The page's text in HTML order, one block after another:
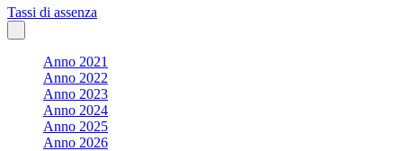
Tassi di assenza
Anno 2021
Anno 2022
Anno 2023
Anno 2024
Anno 2025
Anno 2026